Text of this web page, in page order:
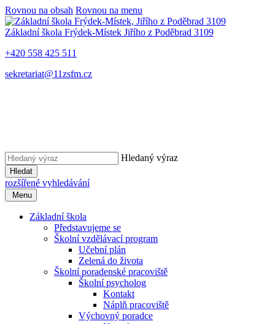
Rovnou na obsah Rovnou na menu
Základní škola Frýdek-Místek Jiřího z Poděbrad 3109
+420 558 425 511
sekretariat@11zsfm.cz
Hledaný výraz
Hledat
rozšířené vyhledávání
Menu
Základní škola
Představujeme se
Školní vzdělávací program
Učební plán
Zelená do života
Školní poradenské pracoviště
Školní psycholog
Kontakt
Náplň pracoviště
Výchovný poradce